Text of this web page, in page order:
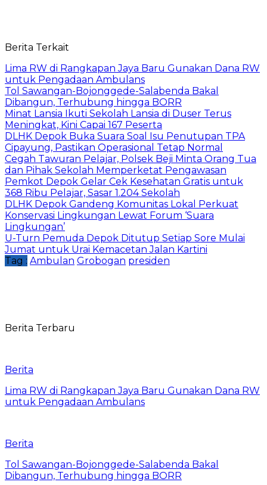
Berita Terkait
Lima RW di Rangkapan Jaya Baru Gunakan Dana RW
untuk Pengadaan Ambulans
Tol Sawangan-Bojonggede-Salabenda Bakal
Dibangun, Terhubung hingga BORR
Minat Lansia Ikuti Sekolah Lansia di Duser Terus
Meningkat, Kini Capai 167 Peserta
DLHK Depok Buka Suara Soal Isu Penutupan TPA
Cipayung, Pastikan Operasional Tetap Normal
Cegah Tawuran Pelajar, Polsek Beji Minta Orang Tua
dan Pihak Sekolah Memperketat Pengawasan
Pemkot Depok Gelar Cek Kesehatan Gratis untuk
368 Ribu Pelajar, Sasar 1.204 Sekolah
DLHK Depok Gandeng Komunitas Lokal Perkuat
Konservasi Lingkungan Lewat Forum ‘Suara
Lingkungan’
U-Turn Pemuda Depok Ditutup Setiap Sore Mulai
Jumat untuk Urai Kemacetan Jalan Kartini
Tag : Ambulan Grobogan presiden
Berita Terbaru
Berita
Lima RW di Rangkapan Jaya Baru Gunakan Dana RW
untuk Pengadaan Ambulans
Berita
Tol Sawangan-Bojonggede-Salabenda Bakal
Dibangun, Terhubung hingga BORR